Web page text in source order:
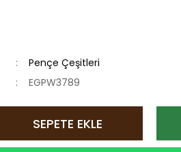
Pençe Çeşitleri
EGPW3789
SEPETE EKLE